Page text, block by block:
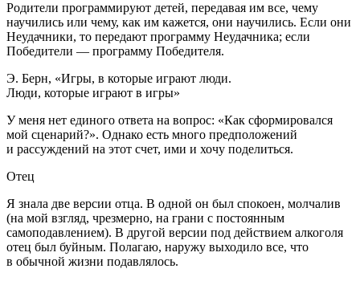
Родители программируют детей, передавая им все, чему
научились или чему, как им кажется, они научились. Если они
Неудачники, то передают программу Неудачника; если
Победители — программу Победителя.
Э. Берн, «Игры, в которые играют люди.
Люди, которые играют в игры»
У меня нет единого ответа на вопрос: «Как сформировался
мой сценарий?». Однако есть много предположений
и рассуждений на этот счет, ими и хочу поделиться.
Отец
Я знала две версии отца. В одной он был спокоен, молчалив
(на мой взгляд, чрезмерно, на грани с постоянным
самоподавлением). В другой версии под действием алкоголя
отец был буйным. Полагаю, наружу выходило все, что
в обычной жизни подавлялось.